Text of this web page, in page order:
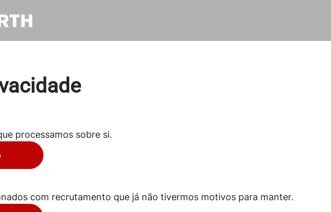
processamos sobre si.
com recrutamento que já não tivermos motivos para manter.